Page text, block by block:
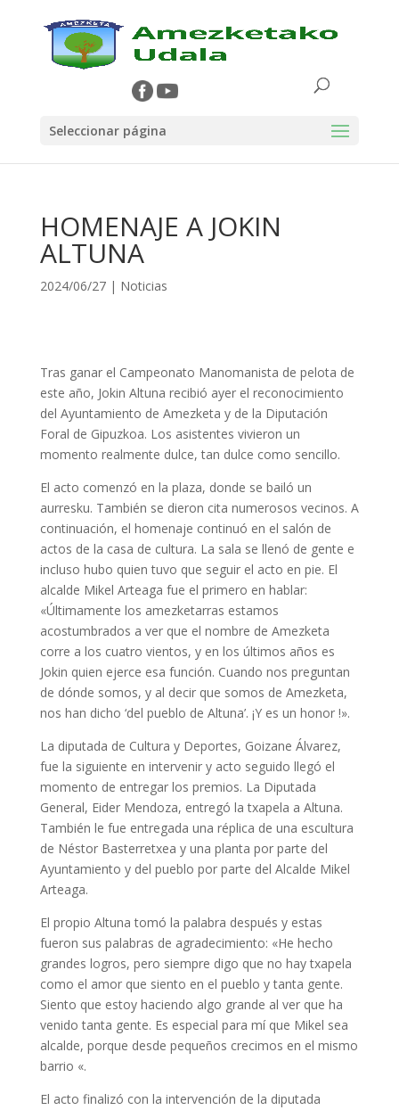
Seleccionar página
HOMENAJE A JOKIN
ALTUNA
2024/06/27| Noticias
Tras ganar el Campeonato Manomanista de pelota de
este año, Jokin Altuna recibió ayer el reconocimiento
del Ayuntamiento de Amezketa y de la Diputación
Foral de Gipuzkoa. Los asistentes vivieron un
momento realmente dulce, tan dulce como sencillo.
El acto comenzó en la plaza, donde se bailó un
aurresku. También se dieron cita numerosos vecinos. A
continuación, el homenaje continuó en el salón de
actos de la casa de cultura. La sala se llenó de gente e
incluso hubo quien tuvo que seguir el acto en pie. El
alcalde Mikel Arteaga fue el primero en hablar:
«Últimamente los amezketarras estamos
acostumbrados a ver que el nombre de Amezketa
corre a los cuatro vientos, y en los últimos años es
Jokin quien ejerce esa función. Cuando nos preguntan
de dónde somos, y al decir que somos de Amezketa,
nos han dicho ‘del pueblo de Altuna’. ¡Y es un honor !».
La diputada de Cultura y Deportes, Goizane Álvarez,
fue la siguiente en intervenir y acto seguido llegó el
momento de entregar los premios. La Diputada
General, Eider Mendoza, entregó la txapela a Altuna.
También le fue entregada una réplica de una escultura
de Néstor Basterretxea y una planta por parte del
Ayuntamiento y del pueblo por parte del Alcalde Mikel
Arteaga.
El propio Altuna tomó la palabra después y estas
fueron sus palabras de agradecimiento: «He hecho
grandes logros, pero siempre digo que no hay txapela
como el amor que siento en el pueblo y tanta gente.
Siento que estoy haciendo algo grande al ver que ha
venido tanta gente. Es especial para mí que Mikel sea
alcalde, porque desde pequeños crecimos en el mismo
barrio «.
El acto finalizó con la intervención de la diputada